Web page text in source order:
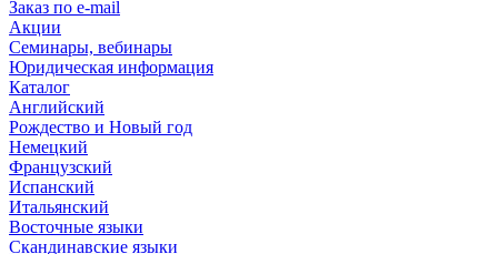
Заказ по e-mail
Акции
Семинары, вебинары
Юридическая информация
Каталог
Английский
Рождество и Новый год
Немецкий
Французский
Испанский
Итальянский
Восточные языки
Скандинавские языки